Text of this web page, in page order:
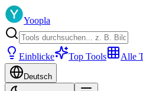
Yoopla
Einblicke Top Tools Alle
Deutsch